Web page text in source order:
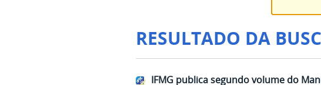
RESULTADO DA
IFMG publica segundo volume do